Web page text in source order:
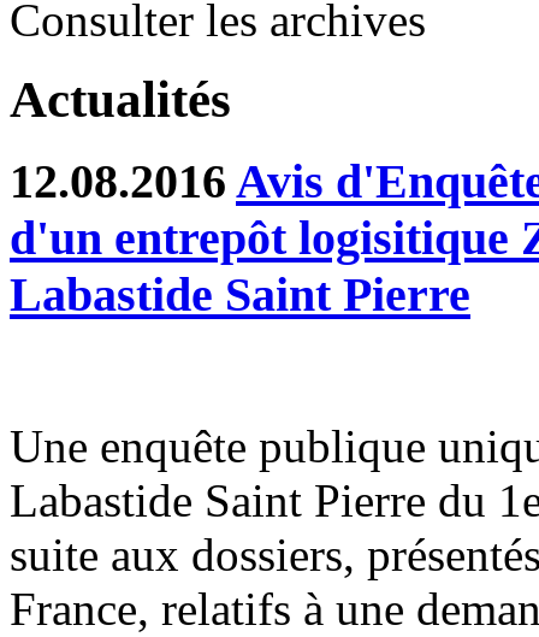
Consulter les archives
Actualités
12.08.2016 Avis
d'un entrepôt logisitique
Labastide Saint Pierre
Une enquête publique
Labastide Saint Pierre du
suite aux dossiers,
France, relatifs à une